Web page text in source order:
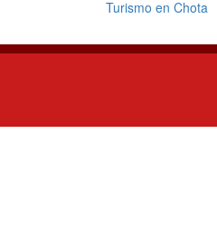
Turismo en Chota